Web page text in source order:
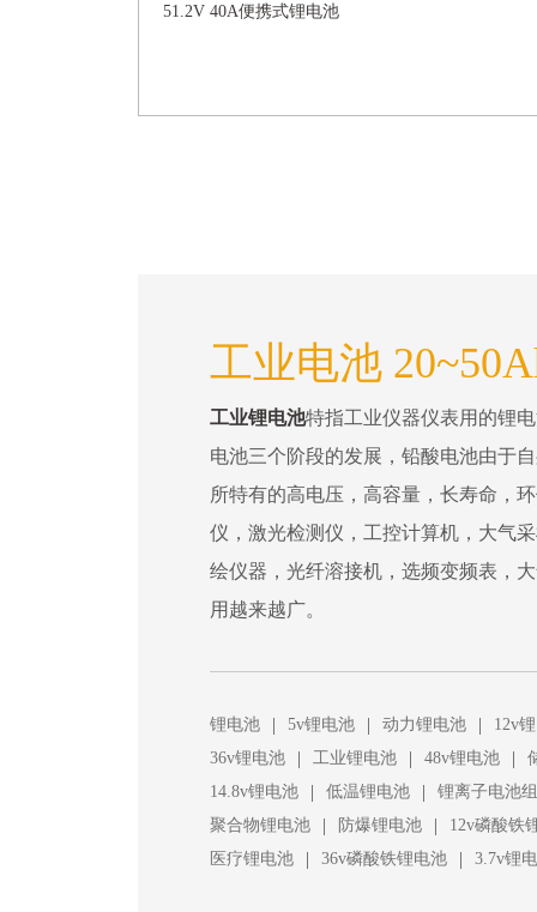
51.2V 40A便携式锂电池
工业电池
工业锂电池特指工业仪器仪表用的锂
电池三个阶段的发展，铅酸电池由于
所特有的高电压，高容量，长寿命，
仪，激光检测仪，工控计算机，大气
绘仪器，光纤溶接机，选频变频表，
用越来越广。
锂电池 | 5v锂电池 | 动力锂电池 |
12v
36v锂电池
| 工业锂电池 | 48v锂电池 |
14.8v锂电池
| 低温锂电池 |
锂离子电池组
聚合物锂电池
| 防爆锂电池 |
12v磷酸铁
医疗锂电池
| 36v磷酸铁锂电池 | 3.7v锂